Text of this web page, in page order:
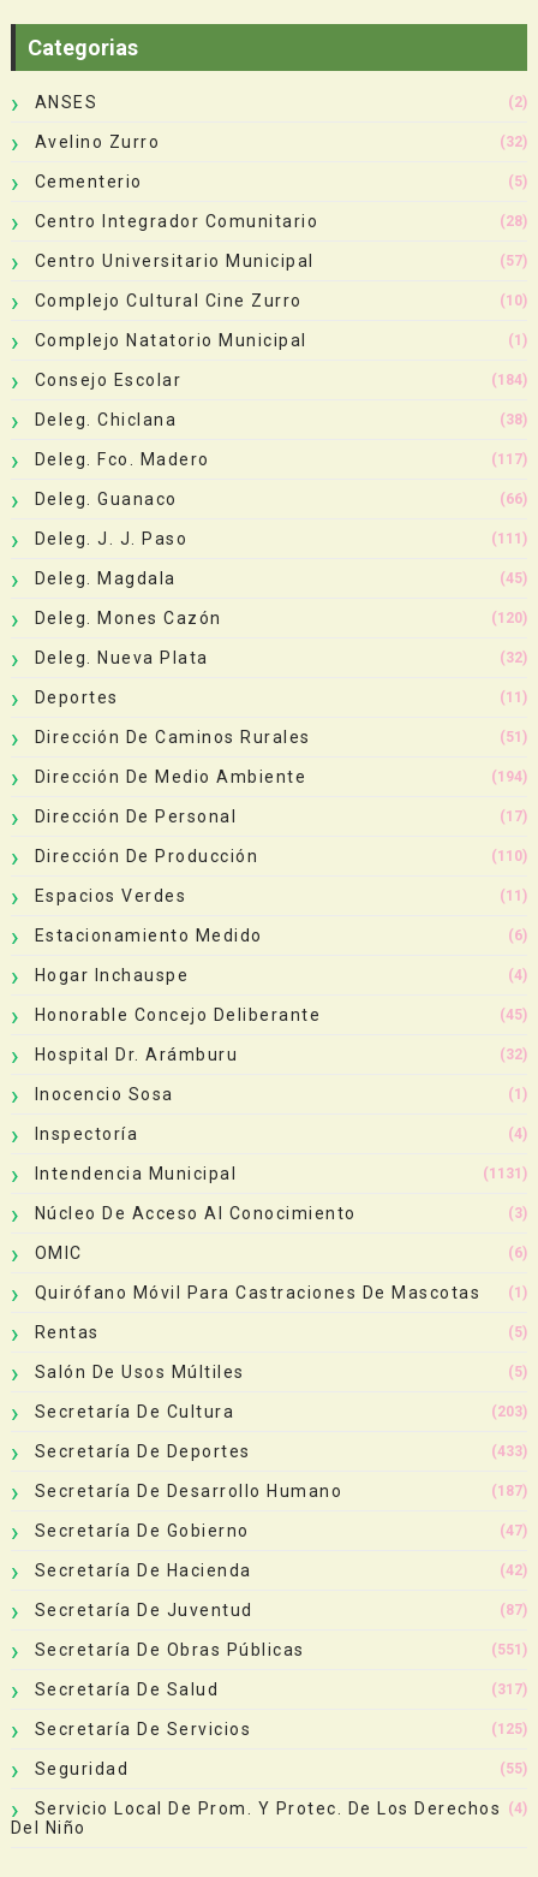
Categorias
ANSES (2)
Avelino Zurro (32)
Cementerio (5)
Centro Integrador Comunitario (28)
Centro Universitario Municipal (57)
Complejo Cultural Cine Zurro (10)
Complejo Natatorio Municipal (1)
Consejo Escolar (184)
Deleg. Chiclana (38)
Deleg. Fco. Madero (117)
Deleg. Guanaco (66)
Deleg. J. J. Paso (111)
Deleg. Magdala (45)
Deleg. Mones Cazón (120)
Deleg. Nueva Plata (32)
Deportes (11)
Dirección De Caminos Rurales (51)
Dirección De Medio Ambiente (194)
Dirección De Personal (17)
Dirección De Producción (110)
Espacios Verdes (11)
Estacionamiento Medido (6)
Hogar Inchauspe (4)
Honorable Concejo Deliberante (45)
Hospital Dr. Arámburu (32)
Inocencio Sosa (1)
Inspectoría (4)
Intendencia Municipal (1131)
Núcleo De Acceso Al Conocimiento (3)
OMIC (6)
Quirófano Móvil Para Castraciones De Mascotas (1)
Rentas (5)
Salón De Usos Múltiles (5)
Secretaría De Cultura (203)
Secretaría De Deportes (433)
Secretaría De Desarrollo Humano (187)
Secretaría De Gobierno (47)
Secretaría De Hacienda (42)
Secretaría De Juventud (87)
Secretaría De Obras Públicas (551)
Secretaría De Salud (317)
Secretaría De Servicios (125)
Seguridad (55)
Servicio Local De Prom. Y Protec. De Los Derechos
Del Niño
(4)